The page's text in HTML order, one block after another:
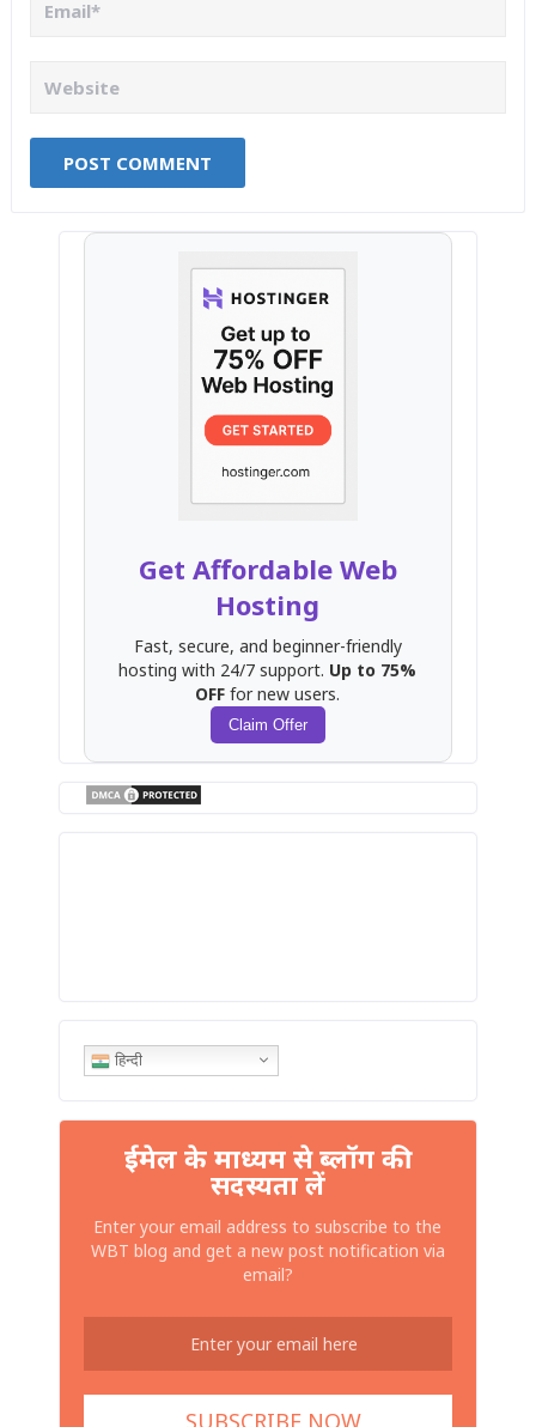
Get Affordable Web
Hosting
Fast, secure, and beginner-friendly
hosting with 24/7 support. Up to 75%
OFF for new users.
Claim Offer
हिन्दी
ईमेल के माध्यम से ब्लॉग की
सदस्यता लें
Enter your email address to subscribe to the
WBT blog and get a new post notification via
email?